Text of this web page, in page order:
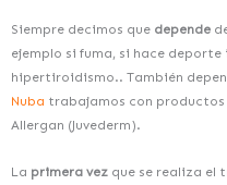
Siempre decimos que depende
ejemplo si fuma, si hace
hipertiroidismo.. También
Nuba trabajamos con productos
Allergan (Juvederm).
La primera vez que se realiza el